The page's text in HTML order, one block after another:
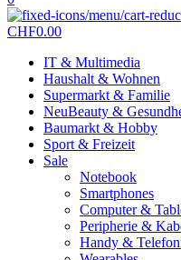
CHF0.00
IT & Multimedia
Haushalt & Wohnen
Supermarkt & Familie
NeuBeauty &
Baumarkt & Hobby
Sport & Freizeit
Sale
Notebook
Smartphones
Computer &
Peripherie &
Handy &